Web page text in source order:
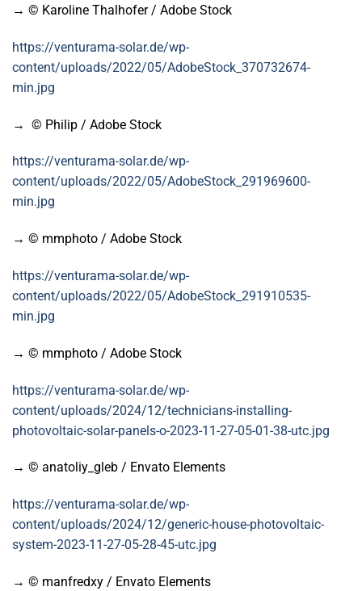
→ © Karoline Thalhofer / Adobe Stock
https://venturama-solar.de/wp-
content/uploads/2022/05/AdobeStock_370732674-
min.jpg
→ © Philip / Adobe Stock
https://venturama-solar.de/wp-
content/uploads/2022/05/AdobeStock_291969600-
min.jpg
→ © mmphoto / Adobe Stock
https://venturama-solar.de/wp-
content/uploads/2022/05/AdobeStock_291910535-
min.jpg
→ © mmphoto / Adobe Stock
https://venturama-solar.de/wp-
content/uploads/2024/12/technicians-installing-
photovoltaic-solar-panels-o-2023-11-27-05-01-38-utc.jpg
→ © anatoliy_gleb / Envato Elements
https://venturama-solar.de/wp-
content/uploads/2024/12/generic-house-photovoltaic-
system-2023-11-27-05-28-45-utc.jpg
→ © manfredxy / Envato Elements